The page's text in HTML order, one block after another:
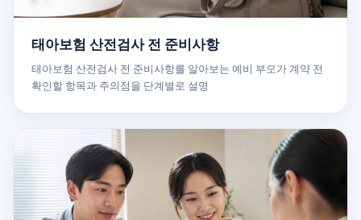
태아보험 산전검사 전 준비사항
태아보험 산전검사 전 준비사항를 알아보는 예비 부모가 계약 전
확인할 항목과 주의점을 단계별로 설명